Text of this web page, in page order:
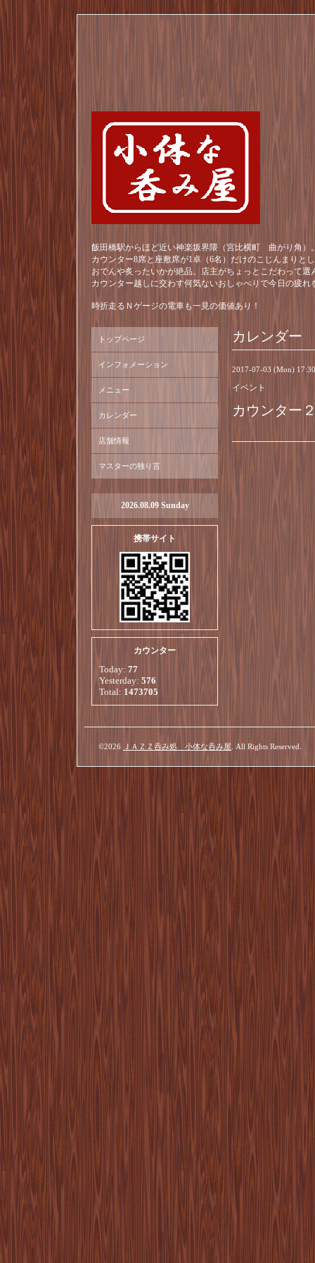
飯田橋駅からほど近い神楽坂界隈（宮比横町 曲がり角）
カウンター8席と座敷席が1卓（6名）だけのこじんまりと
おでんや炙ったいかが絶品。店主がちょっとこだわって
カウンター越しに交わす何気ないおしゃべりで今日の疲れ
時折走るＮゲージの電車も一見の価値あり！
カレンダー
2017-07-03 (Mon)
イベント
カウンター
トップページ
インフォメーション
メニュー
カレンダー
店舗情報
マスターの独り言
2026.08.09 Sunday
携帯サイト
カウンター
Today: 77
Yesterday: 576
Total: 1473705
©2026 ＪＡＺＺ呑み処 小体な呑み屋 . All Rights Reserved.